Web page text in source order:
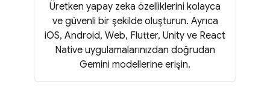
Üretken yapay zeka özelliklerini kolayca
ve güvenli bir şekilde oluşturun. Ayrıca
iOS, Android, Web, Flutter, Unity ve React
Native uygulamalarınızdan doğrudan
Gemini modellerine erişin.